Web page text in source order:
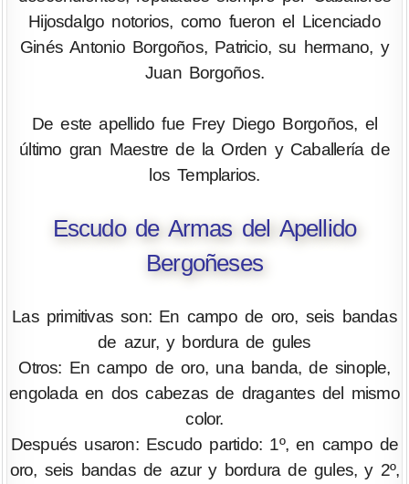
Hijosdalgo notorios, como fueron el Licenciado
Ginés Antonio Borgoños, Patricio, su hermano, y
Juan Borgoños.
De este apellido fue Frey Diego Borgoños, el
último gran Maestre de la Orden y Caballería de
los Templarios.
Escudo de Armas del Apellido
Bergoñeses
Las primitivas son: En campo de oro, seis bandas
de azur, y bordura de gules
Otros: En campo de oro, una banda, de sinople,
engolada en dos cabezas de dragantes del mismo
color.
Después usaron: Escudo partido: 1º, en campo de
oro, seis bandas de azur y bordura de gules, y 2º,